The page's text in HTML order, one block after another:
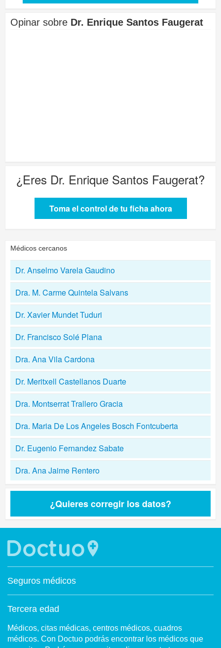
Opinar sobre Dr. Enrique Santos Faugerat
¿Eres Dr. Enrique Santos Faugerat?
Toma el control de tu ficha ahora
Médicos cercanos
Dr. Anselmo Varela Gaudino
Dra. M. Carme Quintela Salvans
Dr. Xavier Mundet Tuduri
Dr. Francisco Solé Plana
Dra. Ana Vila Cardona
Dr. Meritxell Castellanos Duarte
Dra. Montserrat Trallero Gracia
Dra. Maria De Los Angeles Bosch Fontcuberta
Dr. Eugenio Fernandez Sabate
Dra. Ana Jaime Rentero
¿Quieres corregir los datos?
Seguros médicos
Tercera edad
Médicos, citas médicas, centros médicos, cuadros
médicos. Con Doctuo podrás encontrar los médicos que